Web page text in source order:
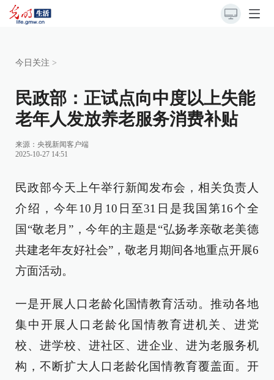
今日关注 >
民政部：正试点向中度以上失能
老年人发放养老服务消费补贴
来源： 央视新闻客户端
2025-10-27 14:51
民政部今天上午举行新闻发布会，相关负责人
介绍，今年10月10日至31日是我国第16个全
国“敬老月”，今年的主题是“弘扬孝亲敬老美德
共建老年友好社会”，敬老月期间各地重点开展6
方面活动。
一是开展人口老龄化国情教育活动。推动各地
集中开展人口老龄化国情教育进机关、进党
校、进学校、进社区、进企业、进为老服务机
构，不断扩大人口老龄化国情教育覆盖面。开